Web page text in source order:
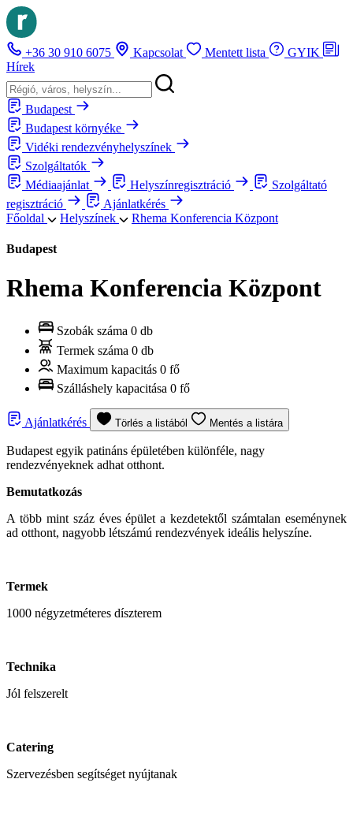
+36 30 910 6075 Kapcsolat Mentett lista
GYIK
Hírek
Budapest
Budapest környéke
Vidéki rendezvényhelyszínek
Szolgáltatók
Médiaajánlat
Helyszínregisztráció
Szolgáltató
regisztráció
Ajánlatkérés
Főoldal
Helyszínek Rhema Konferencia Központ
Budapest
Rhema Konferencia Központ
Szobák száma 0 db
Termek száma 0 db
Maximum kapacitás 0 fő
Szálláshely kapacitása 0 fő
Ajánlatkérés Törlés a listából Mentés a listára
Budapest egyik patináns épületében különféle, nagy
rendezvényeknek adhat otthont.
Bemutatkozás
A több mint száz éves épület a kezdetektől számtalan eseménynek
ad otthont, nagyobb létszámú rendezvények ideális helyszíne.
Termek
1000 négyzetméteres díszterem
Technika
Jól felszerelt
Catering
Szervezésben segítséget nyújtanak